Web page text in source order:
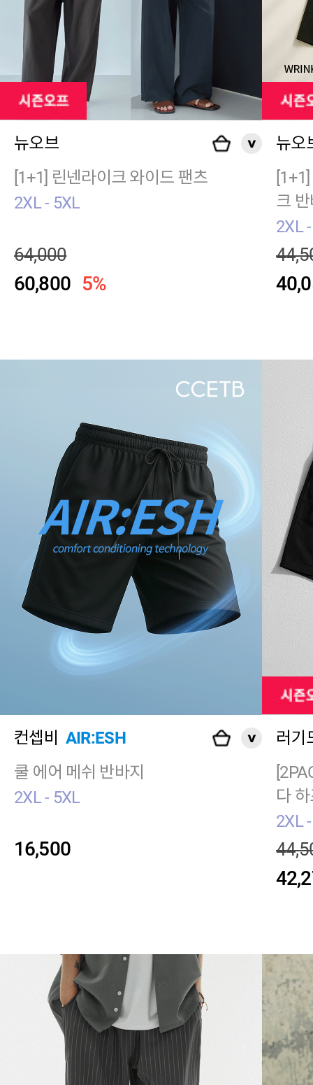
뉴오브
[1+1] 린넨라이크 와이드 팬츠
2XL - 5XL
64,000
60,800 5%
뉴오
크
2XL
컨셉비
AIR:ESH
쿨 에어 메쉬 반바지
2XL - 5XL
16,500
러기
다
2XL